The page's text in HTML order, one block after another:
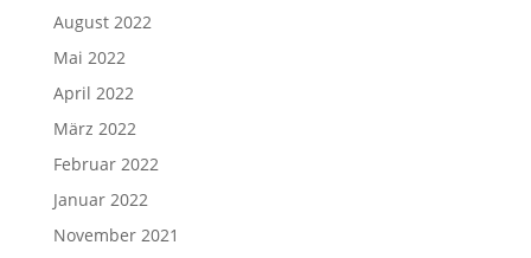
August 2022
Mai 2022
April 2022
März 2022
Februar 2022
Januar 2022
November 2021